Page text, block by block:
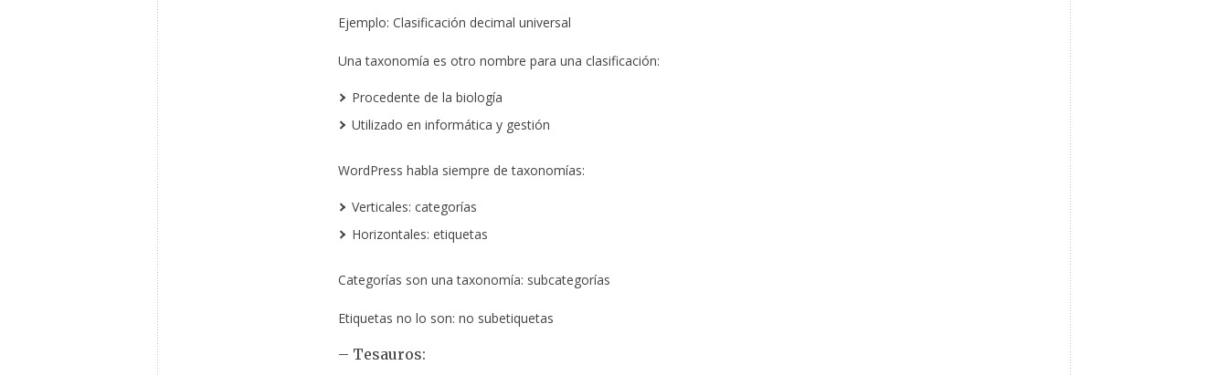
Ejemplo: Clasificación decimal universal
Una taxonomía es otro nombre para una clasificación:
Procedente de la biología
Utilizado en informática y gestión
WordPress habla siempre de taxonomías:
Verticales: categorías
Horizontales: etiquetas
Categorías son una taxonomía: subcategorías
Etiquetas no lo son: no subetiquetas
– Tesauros: